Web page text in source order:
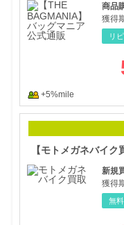
商品
獲得
リ
+5%mile
【モトメガネバイ
新規
獲得
無料